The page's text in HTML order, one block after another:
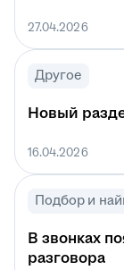
27.04.2026
Другое
Новый
16.04.2026
Подбор и
В звонках
разговора